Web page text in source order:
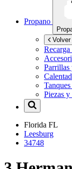
Propano
Parrillas
Piezas y
Florida FL
Leesburg
34748